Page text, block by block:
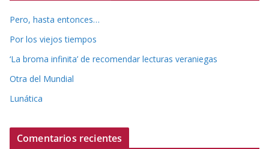
Pero, hasta entonces…
Por los viejos tiempos
‘La broma infinita’ de recomendar lecturas veraniegas
Otra del Mundial
Lunática
Comentarios recientes